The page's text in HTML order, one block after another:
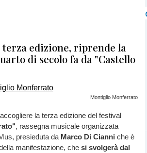
edizione, riprende la
di secolo fa da "Castello
Montiglio Monferrato
la terza edizione del festival
, rassegna musicale organizzata
presieduta da Marco Di Cianni che è
manifestazione, che si svolgerà dal